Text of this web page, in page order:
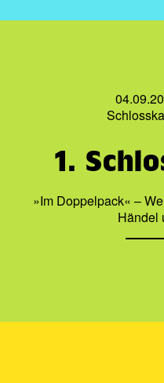
1.
»Im Doppelpack« –
Händel